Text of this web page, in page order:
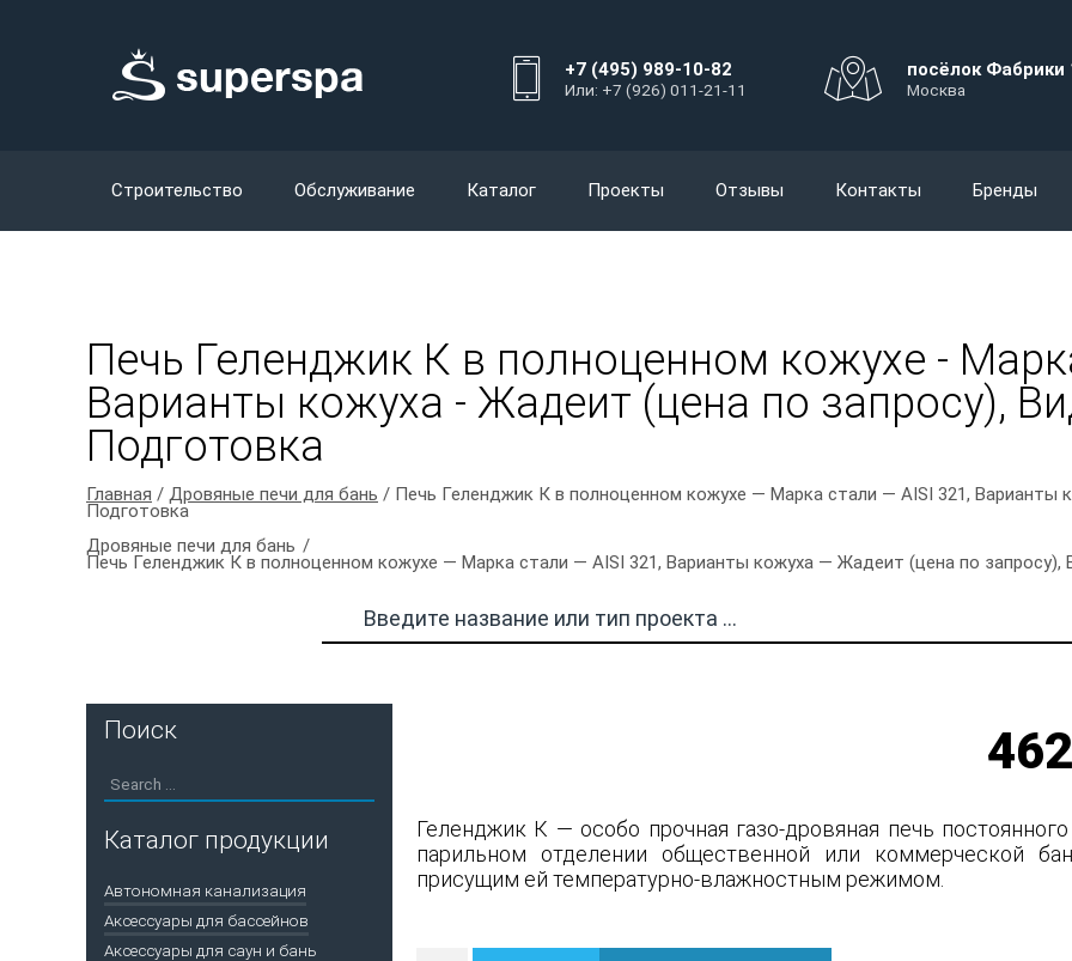
+7 (495) 989-10-82
Или: +7 (926) 011-21-11
посёлок Фабрики
Москва
Строительство Обслуживание Каталог Проекты Отзывы Контакты Бренды
Печь Геленджик К в полноценном кожухе -
Варианты кожуха - Жадеит (цена по запросу),
Подготовка
Главная / Дровяные печи для бань / Печь Геленджик К в полноценном кожухе — Марка стали — AISI 321, Варианты
Подготовка
Дровяные печи для бань
Печь Геленджик К в полноценном кожухе — Марка стали — AISI 321, Варианты кожуха — Жадеит (цена по
Геленджик К — особо прочная газо-дровяная печь
парильном отделении общественной или коммерческой
присущим ей температурно-влажностным режимом.
Поиск
Каталог продукции
Автономная канализация
Аксессуары для бассейнов
Аксессуары для саун и бань